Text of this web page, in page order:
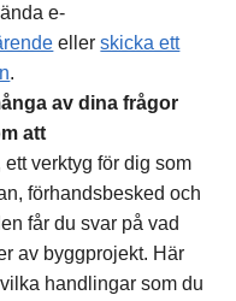
e-
ellerskicka ett
.
av dina frågor
att
ett verktyg för dig som
förhandsbesked och
får du svar på vad
av byggprojekt. Här
handlingar som du